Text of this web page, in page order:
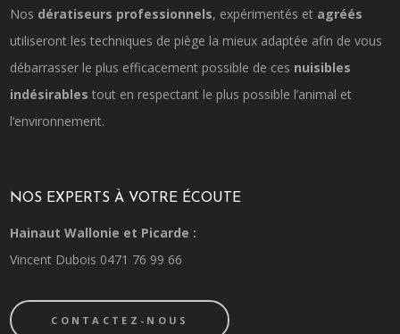
Nos dératiseurs professionnels, expérimentés et agréés
utiliseront les techniques de piège la mieux adaptée afin de vous
débarrasser le plus efficacement possible de ces nuisibles
indésirables tout en respectant le plus possible l’animal et
l‘environnement.
NOS EXPERTS À VOTRE ÉCOUTE
Hainaut Wallonie et Picarde :
Vincent Dubois 0471 76 99 66
CONTACTEZ-NOUS